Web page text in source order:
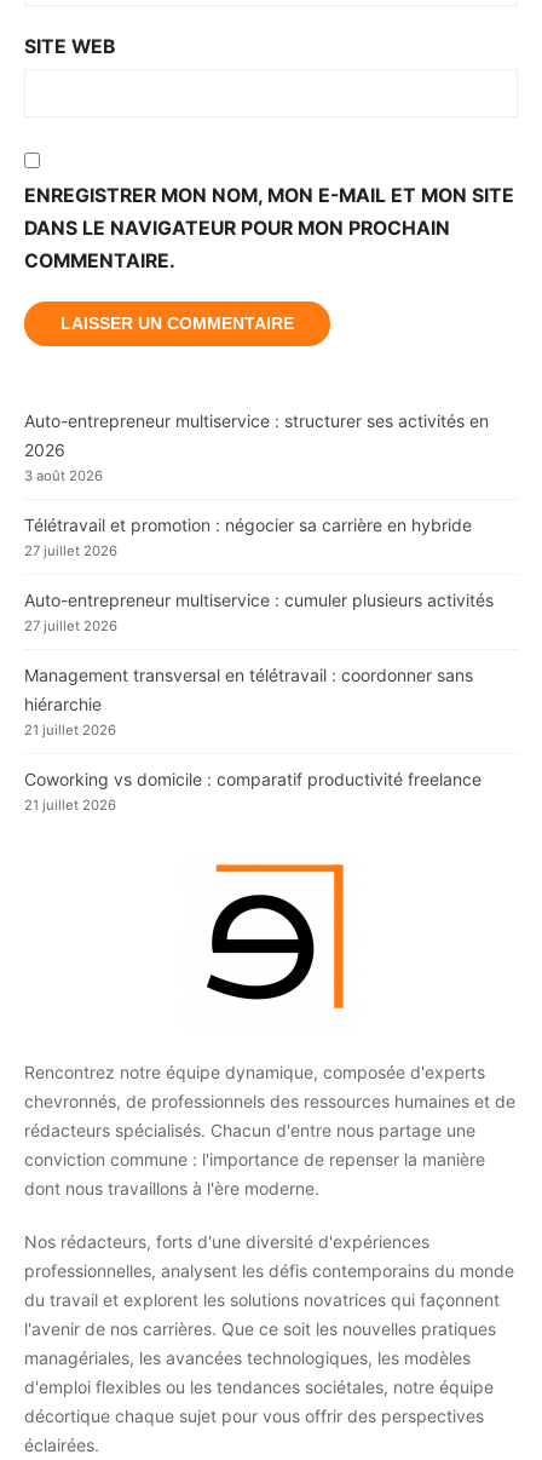
SITE WEB
ENREGISTRER MON NOM, MON E-MAIL ET MON SITE
DANS LE NAVIGATEUR POUR MON PROCHAIN
COMMENTAIRE.
Auto-entrepreneur multiservice : structurer ses activités en
2026
3 août 2026
Télétravail et promotion : négocier sa carrière en hybride
27 juillet 2026
Auto-entrepreneur multiservice : cumuler plusieurs activités
27 juillet 2026
Management transversal en télétravail : coordonner sans
hiérarchie
21 juillet 2026
Coworking vs domicile : comparatif productivité freelance
21 juillet 2026
Rencontrez notre équipe dynamique, composée d'experts
chevronnés, de professionnels des ressources humaines et de
rédacteurs spécialisés. Chacun d'entre nous partage une
conviction commune : l'importance de repenser la manière
dont nous travaillons à l'ère moderne.
Nos rédacteurs, forts d'une diversité d'expériences
professionnelles, analysent les défis contemporains du monde
du travail et explorent les solutions novatrices qui façonnent
l'avenir de nos carrières. Que ce soit les nouvelles pratiques
managériales, les avancées technologiques, les modèles
d'emploi flexibles ou les tendances sociétales, notre équipe
décortique chaque sujet pour vous offrir des perspectives
éclairées.